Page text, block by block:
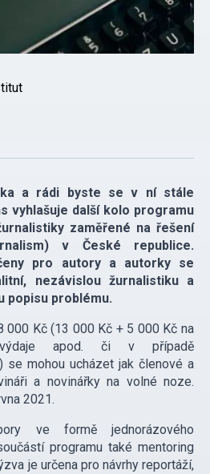
a rádi byste se v ní stále
vyhlašuje další kolo programu
zaměřené na řešení
v České republice.
pro autory a autorky se
nezávislou žurnalistiku a
popisu problému.
000 Kč (13 000 Kč + 5 000 Kč na
apod. či v případě
se mohou ucházet jak členové a
a novinářky na volné noze.
2021.
ve formě jednorázového
programu také mentoring
je určena pro návrhy reportáží,